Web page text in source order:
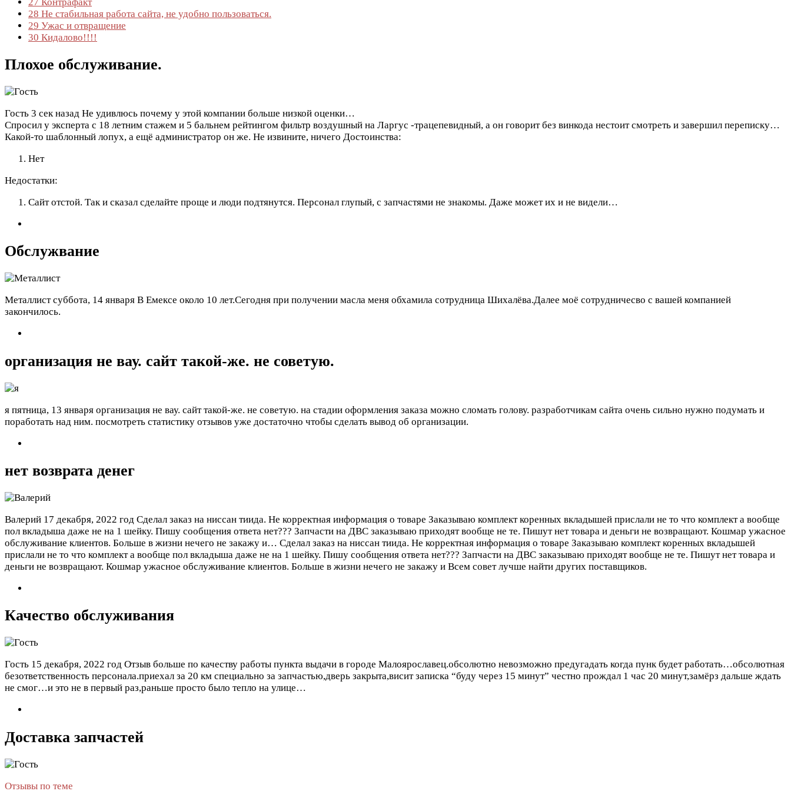
28 Не стабильная работа сайта, не удобно пользоваться.
29 Ужас и отвращение
30 Кидалово!!!!
Плохое обслуживание.
Гость 3 сек назад Не удивлюсь почему у этой компании больше низкой оценки…
Спросил у эксперта с 18 летним стажем и 5 бальнем рейтингом фильтр воздушный на Ларгус -трацепевидный, а он говорит без винкода нестоит смотреть и завершил переписку…
Какой-то шаблонный лопух, а ещё администратор он же. Не извините, ничего Достоинства:
Нет
Недостатки:
Сайт отстой. Так и сказал сделайте проще и люди подтянутся. Персонал глупый, с запчастями не знакомы. Даже может их и не видели…
Обслужвание
Металлист суббота, 14 января В Емексе около 10 лет.Сегодня при получении масла меня обхамила сотрудница Шихалёва.Далее моё сотрудничесво с вашей компанией
закончилось.
организация не вау. сайт такой-же. не советую.
я пятница, 13 января организация не вау. сайт такой-же. не советую. на стадии оформления заказа можно сломать голову. разработчикам сайта очень сильно нужно подумать и
поработать над ним. посмотреть статистику отзывов уже достаточно чтобы сделать вывод об организации.
нет возврата денег
Валерий 17 декабря, 2022 год Сделал заказ на ниссан тиида. Не корректная информация о товаре Заказываю комплект коренных вкладышей прислали не то что комплект а вообще
пол вкладыша даже не на 1 шейку. Пишу сообщения ответа нет??? Запчасти на ДВС заказываю приходят вообще не те. Пишут нет товара и деньги не возвращают. Кошмар ужасное
обслуживание клиентов. Больше в жизни нечего не закажу и… Сделал заказ на ниссан тиида. Не корректная информация о товаре Заказываю комплект коренных вкладышей
прислали не то что комплект а вообще пол вкладыша даже не на 1 шейку. Пишу сообщения ответа нет??? Запчасти на ДВС заказываю приходят вообще не те. Пишут нет товара и
деньги не возвращают. Кошмар ужасное обслуживание клиентов. Больше в жизни нечего не закажу и Всем совет лучше найти других поставщиков.
Качество обслуживания
Гость 15 декабря, 2022 год Отзыв больше по качеству работы пункта выдачи в городе Малоярославец.обсолютно невозможно предугадать когда пунк будет работать…обсолютная
безответственность персонала.приехал за 20 км специально за запчастью,дверь закрыта,висит записка “буду через 15 минут” честно прождал 1 час 20 минут,замёрз дальше ждать
не смог…и это не в первый раз,раньше просто было тепло на улице…
Доставка запчастей
Отзывы по теме